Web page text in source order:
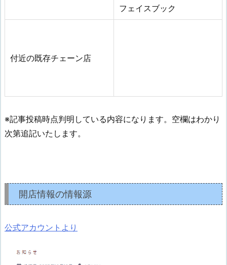
フェイスブック
付近の既存チェーン店
※記事投稿時点判明している内容になります。空欄はわかり
次第追記いたします。
開店情報の情報源
公式アカウントより